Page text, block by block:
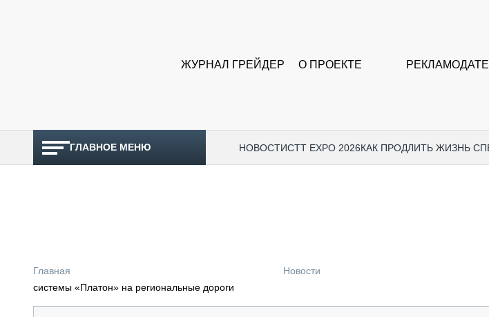
ЖУРНАЛ ГРЕЙДЕР О ПРОЕКТЕ
ГЛАВНОЕ МЕНЮ НОВОСТИCTT EXPO 2026КАК ПРОДЛИТЬ ЖИЗНЬ
ОБЗОР РЫНКА
Главная Новости
системы «Платон» на региональные дороги